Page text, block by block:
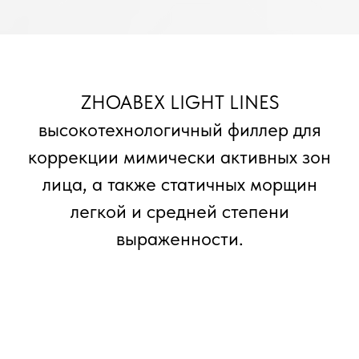
ZHOABEX LIGHT LINES
высокотехнологичный филлер для
коррекции мимически активных зон
лица, а также статичных морщин
легкой и средней степени
выраженности.